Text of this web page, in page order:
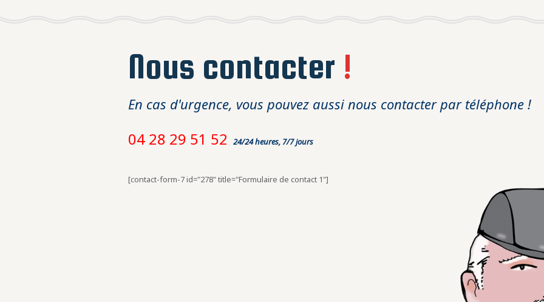
Nous contacter !
En cas d'urgence, vous pouvez aussi nous contacter par téléphone !
04 28 29 51 52 24/24 heures, 7/7 jours
[contact-form-7 id="278" title="Formulaire de contact 1"]